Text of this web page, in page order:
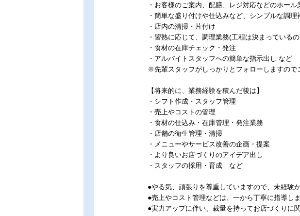
・お客様のご案内、配膳、レジ対応などのホール
・簡単な盛り付けや仕込みなど、シンプルな調理
・店内の清掃・片付け
・習熟に応じて、調理業務(工程は決まっている
・食材の在庫チェック・発注
・アルバイトスタッフへの簡単な指示出し など
※先輩スタッフがしっかりとフォローしますので
【将来的に、業務経験を積んだ後は】
・シフト作成・スタッフ管理
・売上やコストの管理
・食材の仕込み・在庫管理・発注業務
・店舗の衛生管理・清掃
・メニューやサービス改善の企画・提案
・より良いお店づくりのアイデア出し
・スタッフの採用・育成 など
●やる気、頑張りを尊重していますので、未経験
●売上やコスト管理などは、一から丁寧に指導しま
●実力アップに伴い、裁量を持ってお店づくりに